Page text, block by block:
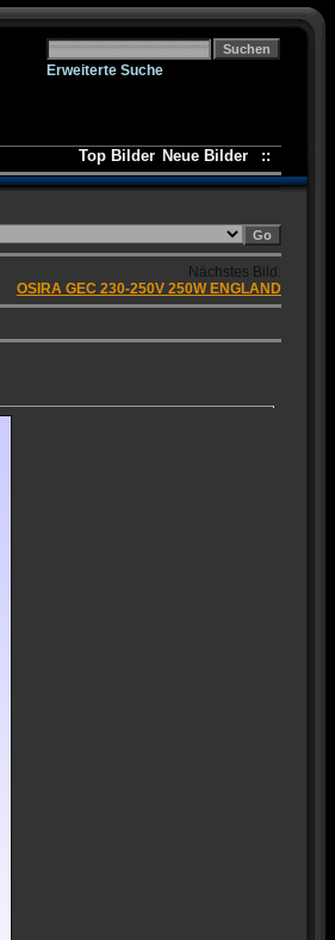
Erweiterte Suche
Top Bilder Neue Bilder ::
Nächstes Bild:
OSIRA GEC 230-250V 250W ENGLAND